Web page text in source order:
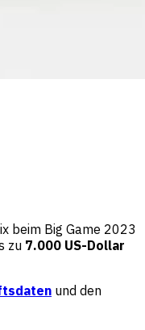
beim Big Game 2023
zu 7.000 US-Dollar
und den